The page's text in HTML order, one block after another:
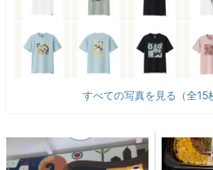
すべての写真を見る（全15